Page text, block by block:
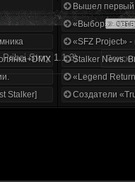
1.3.5.ООП.МА.К.
Stalker]
Вышел первый
«Выбор» -
«SFZ Project» -
Stalker News.
«Legend
Создатели
Story 1.1.3)